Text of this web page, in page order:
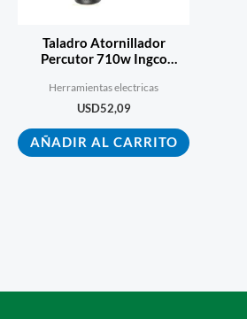
Taladro Atornillador
Percutor 710w Ingco
Herramientas electricas
USD52,09
AÑADIR AL CARRITO